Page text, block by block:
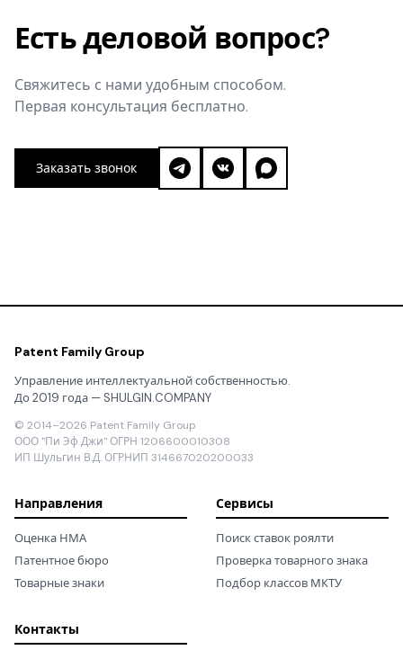
Есть деловой вопрос?
Свяжитесь с нами удобным способом.
Первая консультация бесплатно.
Заказать звонок
Patent Family Group
Управление интеллектуальной собственностью.
До 2019 года — SHULGIN.COMPANY
© 2014–2026 Patent Family Group
ООО "Пи Эф Джи" ОГРН 1206600010308
ИП Шульгин В.Д. ОГРНИП 314667020200033
Направления
Оценка НМА
Патентное бюро
Товарные знаки
Сервисы
Поиск ставок роялти
Проверка товарного знака
Подбор классов МКТУ
Контакты